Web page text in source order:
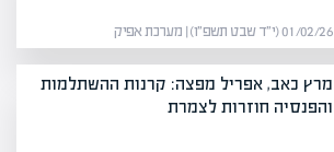
01/02/26 (י״ד שבט תשפ״ו) | מערכת אפיק
מרץ כאב, אפריל מפצה: קרנות ההשתלמות
והפנסיה חוזרות לצמרת